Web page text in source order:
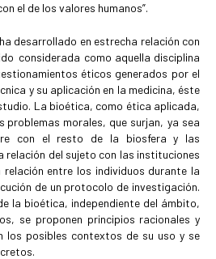
el de los valores humanos”.
desarrollado en estrecha relación con
considerada como aquella disciplina
éticos generados por el
y su aplicación en la medicina, éste
La bioética, como ética aplicada,
problemas morales, que surjan, ya sea
con el resto de la biosfera y las
relación del sujeto con las instituciones
entre los individuos durante la
de un protocolo de investigación.
la bioética, independiente del ámbito,
se proponen principios racionales y
los posibles contextos de su uso y se